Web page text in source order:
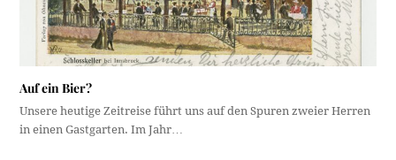
Auf ein Bier?
Unsere heutige Zeitreise führt uns auf den Spuren zweier Herren
in einen Gastgarten. Im Jahr…